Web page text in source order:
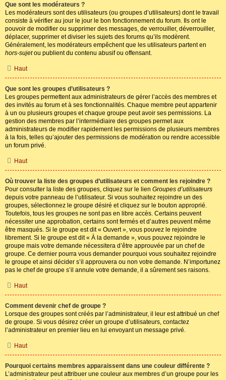
Que sont les modérateurs ?
Les modérateurs sont des utilisateurs (ou groupes d’utilisateurs) dont le travail
consiste à vérifier au jour le jour le bon fonctionnement du forum. Ils ont le
pouvoir de modifier ou supprimer des messages, de verrouiller, déverrouiller,
déplacer, supprimer et diviser les sujets des forums qu’ils modèrent.
Généralement, les modérateurs empêchent que les utilisateurs partent en
hors-sujetou publient du contenu abusif ou offensant.
Haut
Que sont les groupes d’utilisateurs ?
Les groupes permettent aux administrateurs de gérer l’accès des membres et
des invités au forum et à ses fonctionnalités. Chaque membre peut appartenir
à un ou plusieurs groupes et chaque groupe peut avoir ses permissions. La
gestion des membres par l’intermédiaire des groupes permet aux
administrateurs de modifier rapidement les permissions de plusieurs membres
à la fois, telles qu’ajouter des permissions de modération ou rendre accessible
un forum privé.
Haut
Où trouver la liste des groupes d’utilisateurs et comment les rejoindre ?
Pour consulter la liste des groupes, cliquez sur le lien Groupes d’utilisateurs
depuis votre panneau de l’utilisateur. Si vous souhaitez rejoindre un des
groupes, sélectionnez le groupe désiré et cliquez sur le bouton approprié.
Toutefois, tous les groupes ne sont pas en libre accès. Certains peuvent
nécessiter une approbation, certains sont fermés et d’autres peuvent même
être masqués. Si le groupe est dit « Ouvert », vous pouvez le rejoindre
librement. Si le groupe est dit « À la demande », vous pouvez rejoindre le
groupe mais votre demande nécessitera d’être approuvée par un chef de
groupe. Ce dernier pourra vous demander pourquoi vous souhaitez rejoindre
le groupe et ainsi décider s’il approuvera ou non votre demande. N’importunez
pas le chef de groupe s’il annule votre demande, il a sûrement ses raisons.
Haut
Comment devenir chef de groupe ?
Lorsque des groupes sont créés par l’administrateur, il leur est attribué un chef
de groupe. Si vous désirez créer un groupe d’utilisateurs, contactez
l’administrateur en premier lieu en lui envoyant un message privé.
Haut
Pourquoi certains membres apparaissent dans une couleur différente ?
L’administrateur peut attribuer une couleur aux membres d’un groupe pour les